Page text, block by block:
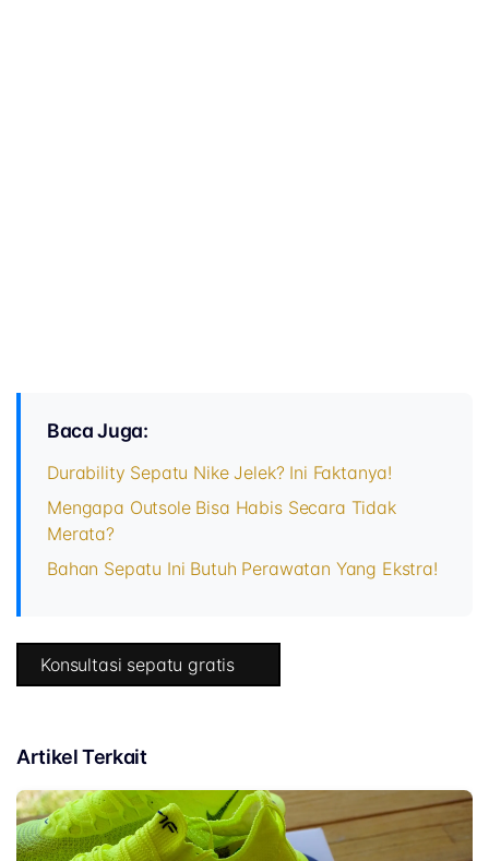
Baca Juga:
Durability Sepatu Nike Jelek? Ini Faktanya!
Mengapa Outsole Bisa Habis Secara Tidak
Merata?
Bahan Sepatu Ini Butuh Perawatan Yang Ekstra!
Konsultasi sepatu gratis
Artikel Terkait